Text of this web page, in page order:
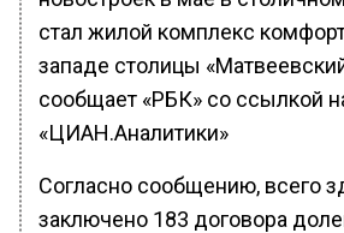
стал жилой комплекс
западе столицы
сообщает «РБК» со ссылкой
«ЦИАН.Аналитики»
Согласно сообщению, всего
заключено 183 договора